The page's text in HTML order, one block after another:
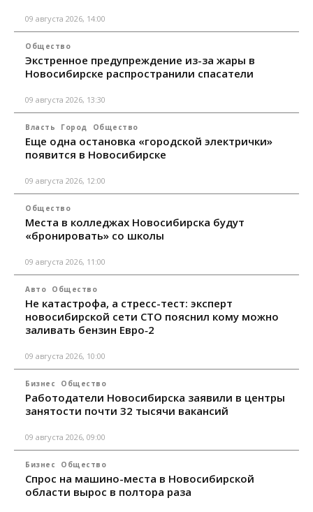
09 августа 2026, 14:00
Общество
Экстренное предупреждение из-за жары в
Новосибирске распространили спасатели
09 августа 2026, 13:30
Власть Город Общество
Еще одна остановка «городской электрички»
появится в Новосибирске
09 августа 2026, 12:00
Общество
Места в колледжах Новосибирска будут
«бронировать» со школы
09 августа 2026, 11:00
Авто Общество
Не катастрофа, а стресс-тест: эксперт
новосибирской сети СТО пояснил кому можно
заливать бензин Евро‑2
09 августа 2026, 10:00
Бизнес Общество
Работодатели Новосибирска заявили в центры
занятости почти 32 тысячи вакансий
09 августа 2026, 09:00
Бизнес Общество
Спрос на машино-места в Новосибирской
области вырос в полтора раза